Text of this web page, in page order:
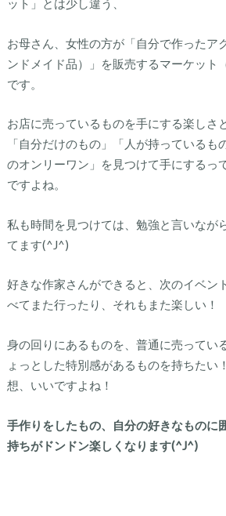
ット」とは少し違う、
お母さん、女性の方が「自分で作ったア
ンドメイド品）」を販売するマーケット
です。
お店に売っているものを手にする楽しさ
「自分だけのもの」「人が持っているも
のオンリーワン」を見つけて手にするっ
ですよね。
私も時間を見つけては、勉強と言いなが
てます(^J^)
好きな作家さんができると、次のイベン
べてまた行ったり、それもまた楽しい！
身の回りにあるものを、普通に売ってい
ょっとした特別感があるものを持ちたい
想、いいですよね！
手作りをしたもの、自分の好きなものに
持ちがドンドン楽しくなります(^J^)